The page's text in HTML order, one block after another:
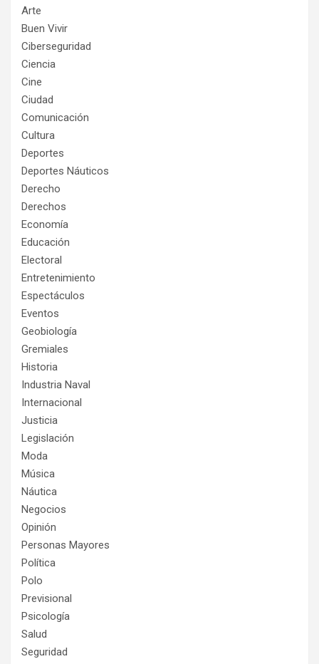
Arte
Buen Vivir
Ciberseguridad
Ciencia
Cine
Ciudad
Comunicación
Cultura
Deportes
Deportes Náuticos
Derecho
Derechos
Economía
Educación
Electoral
Entretenimiento
Espectáculos
Eventos
Geobiología
Gremiales
Historia
Industria Naval
Internacional
Justicia
Legislación
Moda
Música
Náutica
Negocios
Opinión
Personas Mayores
Política
Polo
Previsional
Psicología
Salud
Seguridad